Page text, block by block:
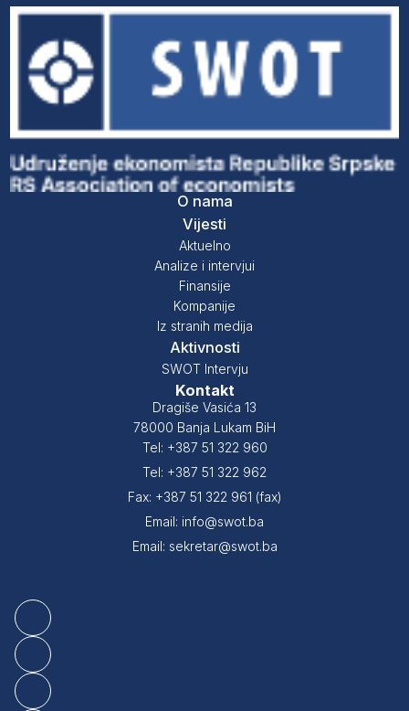
O nama
Vijesti
Aktuelno
Analize i intervjui
Finansije
Kompanije
Iz stranih medija
Aktivnosti
SWOT Intervju
Kontakt
Dragiše Vasića 13
78000 Banja Lukam BiH
Tel: +387 51 322 960
Tel: +387 51 322 962
Fax: +387 51 322 961 (fax)
Email: info@swot.ba
Email: sekretar@swot.ba